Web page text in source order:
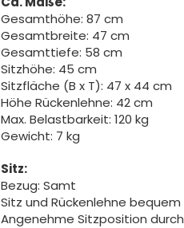
Gesamthöhe: 87 cm
Gesamtbreite: 47 cm
Gesamttiefe: 58 cm
Sitzhöhe: 45 cm
Sitzfläche (B x T): 47 x 44 cm
Höhe Rückenlehne: 42 cm
Max. Belastbarkeit: 120 kg
Gewicht: 7 kg
Sitz:
Bezug: Samt
Sitz und Rückenlehne
Angenehme Sitzposition